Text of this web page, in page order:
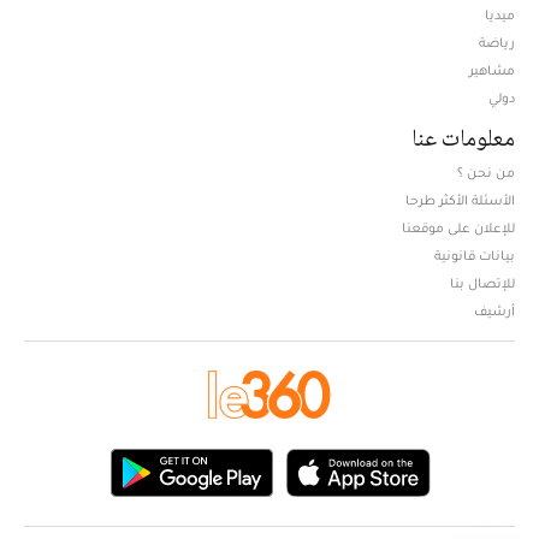
ميديا
رياضة
مشاهير
دولي
معلومات عنا
من نحن ؟
الأسئلة الأكثر طرحا
للإعلان على موقعنا
بيانات قانونية
للإتصال بنا
أرشيف